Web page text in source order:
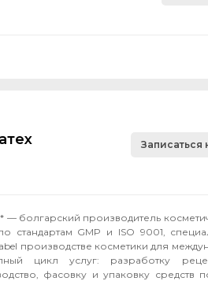
Записаться
— болгарский производитель
стандартам GMP и ISO 9001,
производстве косметики для
цикл услуг: разработку
фасовку и упаковку средств